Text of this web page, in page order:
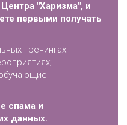
"Харизма", и
первыми получать
тренингах;
спама и
данных.